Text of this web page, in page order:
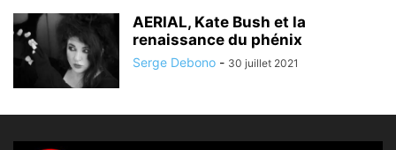
AERIAL, Kate Bush et la
renaissance du phénix
Serge Debono - 30 juillet 2021